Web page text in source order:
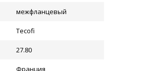
межфланцевый
Tecofi
27.80
Франция